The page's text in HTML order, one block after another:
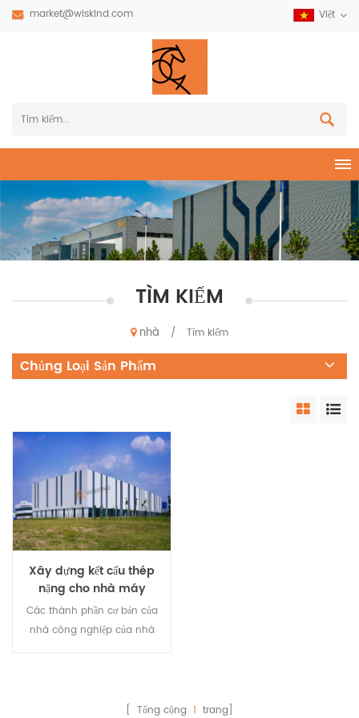
market@wiskind.com Việt
TÌM KIẾM
nhà / Tìm kiếm
Chủng Loại Sản Phẩm
Xây dựng kết cấu thép
nặng cho nhà máy
luyện kim
Các thành phần cơ bản của
nhà công nghiệp của nhà
bê tông, cường độ của thép[ Tổng cộng 1 trang]